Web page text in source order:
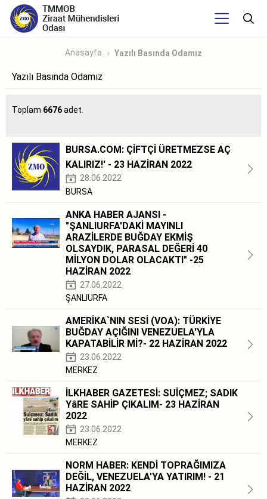
Anasayfa Yazılı Basında Odamız
Yazılı Basında Odamız
Toplam 6676adet.
BURSA.COM: ÇİFTÇİ ÜRETMEZSE AÇ
KALIRIZ!' - 23 HAZİRAN 2022
28.06.2022
BURSA
ANKA HABER AJANSI -
"ŞANLIURFA'DAKİ MAYINLI
ARAZİLERDE BUĞDAY EKMİŞ
OLSAYDIK, PARASAL DEĞERİ 40
MİLYON DOLAR OLACAKTI" -25
HAZİRAN 2022
27.06.2022
ŞANLIURFA
AMERİKA`NIN SESİ (VOA): TÜRKİYE
BUĞDAY AÇIĞINI VENEZUELA'YLA
KAPATABİLİR Mİ?- 22 HAZİRAN 2022
23.06.2022
MERKEZ
İLKHABER GAZETESİ: SUİÇMEZ; SADIK
YâRE SAHİP ÇIKALIM- 23 HAZİRAN
2022
23.06.2022
MERKEZ
NORM HABER: KENDİ TOPRAĞIMIZA
DEĞİL, VENEZUELA'YA YATIRIM! - 21
HAZİRAN 2022